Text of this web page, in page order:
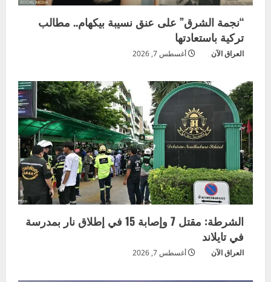
“نجمة الشرق” على عنق نسيبة بيكهام.. مطالب
تركية باستعادتها
العراق الآن أغسطس 7, 2026
الشرطة: مقتل 7 وإصابة 15 في إطلاق نار بمدرسة
في تايلاند
العراق الآن أغسطس 7, 2026